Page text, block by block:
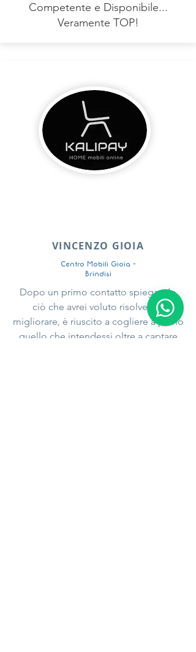
Competente e Disponibile...
Veramente TOP!
VINCENZO GIOIA
Centro Mobili Gioia -
Brindisi
Dopo un primo contatto spiegando
ciò che avrei voluto risolvere e
migliorare, è riuscito a cogliere a pieno
quello che intendessi oltre a captare